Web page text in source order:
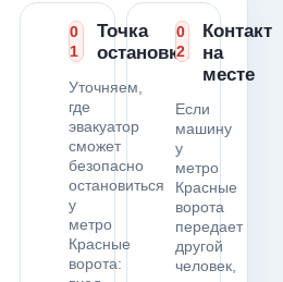
0
1
Точка
остановки
Уточняем,
где
эвакуатор
сможет
безопасно
остановиться
у
метро
Красные
ворота:
0
2
Контакт
на
месте
Если
машину
у
метро
Красные
ворота
передает
другой
человек,